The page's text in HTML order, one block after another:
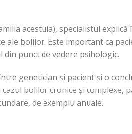
acestuia), specialistul
bolilor. Este important ca
din punct de vedere psihologic.
genetician și pacient și o
bolilor cronice și complexe,
de exemplu anuale.